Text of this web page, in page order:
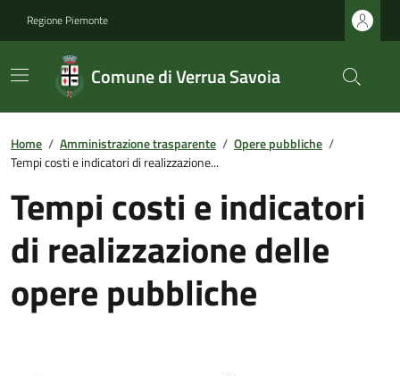
Regione Piemonte
Comune di Verrua Savoia
Home / Amministrazione trasparente / Opere pubbliche /
Tempi costi e indicatori di realizzazione...
Tempi costi e indicatori
di realizzazione delle
opere pubbliche